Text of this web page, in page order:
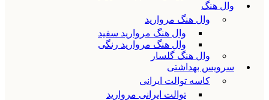
وال هنگ
وال هنگ مروارید
وال هنگ مروارید سفید
وال هنگ مروارید رنگی
وال هنگ گلسار
سرویس بهداشتی
کاسه توالت ایرانی
توالت ایرانی مروارید